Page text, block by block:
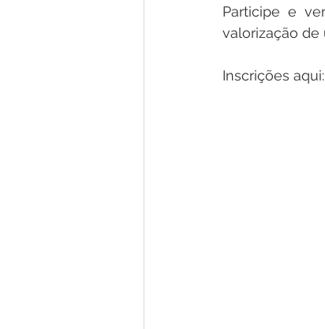
Participe e
valorização de
Inscrições aqui: